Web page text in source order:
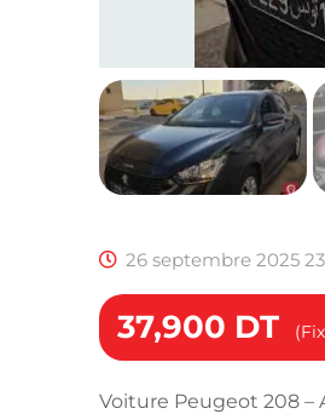
26 septembre 2025
37,900 DT
Voiture Peugeot 208 –